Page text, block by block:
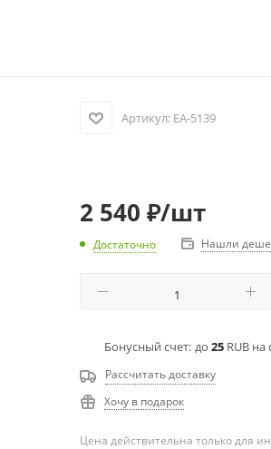
Артикул: EA-5139
2 540 ₽/шт
Достаточно Нашли
Бонусный счет: до 25RUB на
Рассчитать доставку
Хочу в подарок
Цена действительна только для